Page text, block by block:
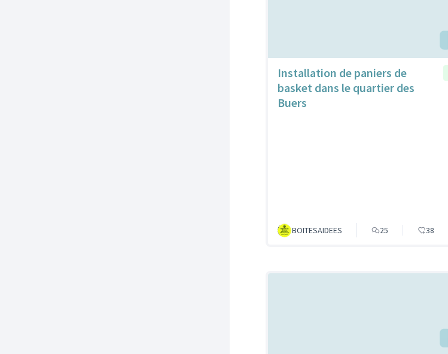
Installation de paniers de
basket dans le quartier des
Buers
BOITESAIDEES 25 38